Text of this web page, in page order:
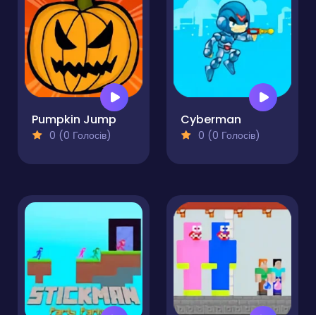
Pumpkin Jump
0 (0 Голосів)
Cyberman
0 (0 Голосів)